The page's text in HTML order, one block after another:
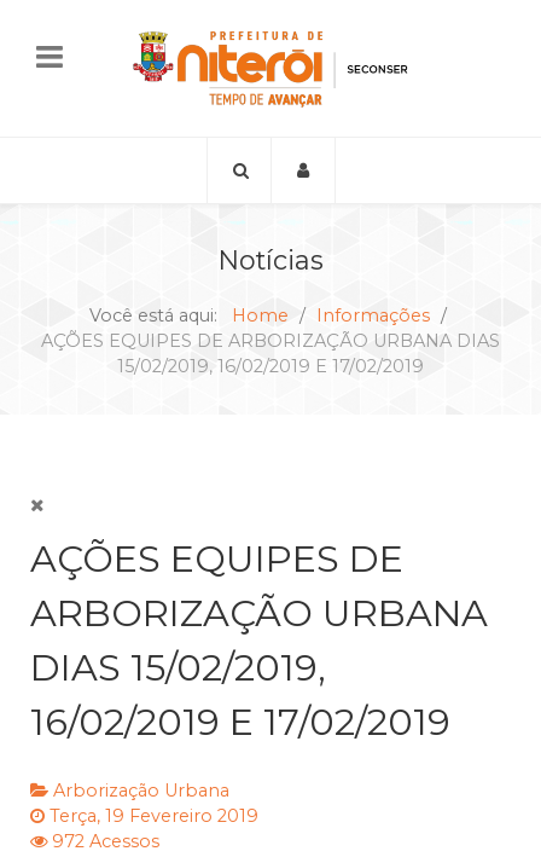
Notícias
Você está aqui: Home
Informações
AÇÕES EQUIPES DE ARBORIZAÇÃO URBANA DIAS
15/02/2019, 16/02/2019 E 17/02/2019
AÇÕES EQUIPES DE
ARBORIZAÇÃO URBANA
DIAS 15/02/2019,
16/02/2019 E 17/02/2019
Arborização Urbana
Terça, 19 Fevereiro 2019
972 Acessos